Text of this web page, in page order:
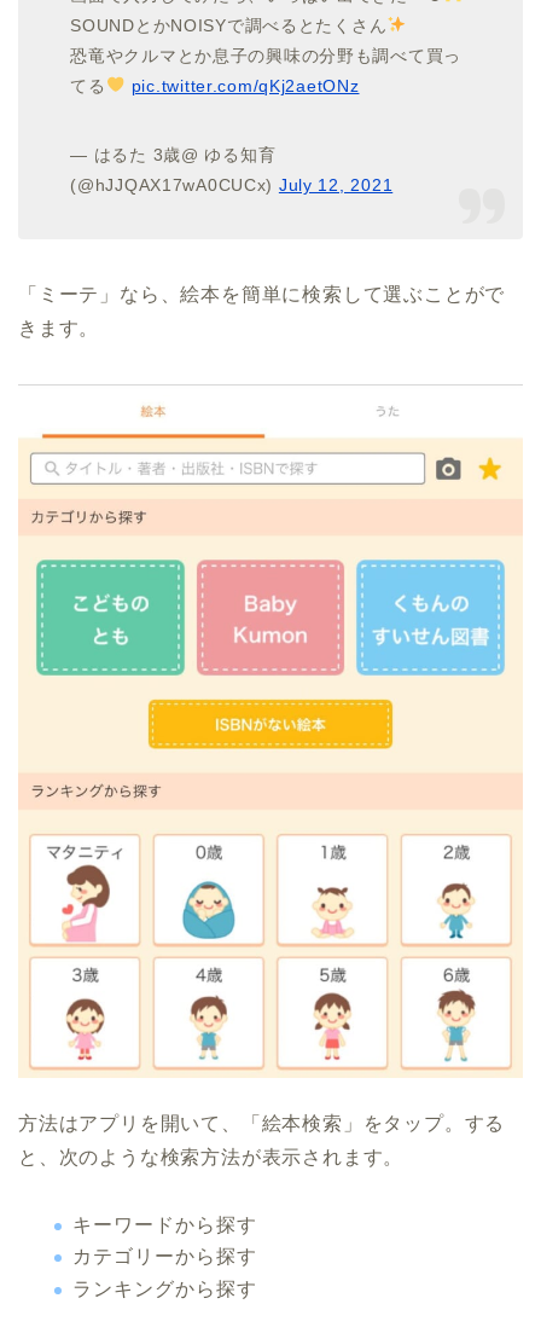
SOUNDとかNOISYで調べるとたくさん
恐竜やクルマとか息子の興味の分野も調べて買っ
てる
pic.twitter.com/qKj2aetONz
— はるた 3歳@ ゆる知育
(@hJJQAX17wA0CUCx) July 12, 2021
「ミーテ」なら、絵本を簡単に検索して選ぶことがで
きます。
方法はアプリを開いて、「絵本検索」をタップ。する
と、次のような検索方法が表示されます。
キーワードから探す
カテゴリーから探す
ランキングから探す